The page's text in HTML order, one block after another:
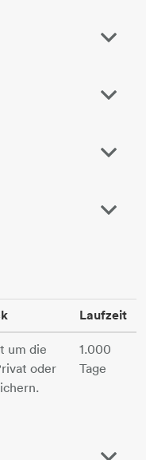
Laufzeit
um die
oder
1.000
Tage